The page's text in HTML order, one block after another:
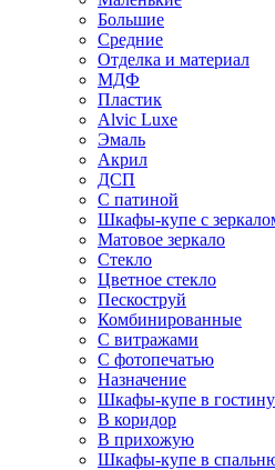
Большие
Средние
Отделка и материал
МДФ
Пластик
Alvic Luxe
Эмаль
Акрил
ДСП
С патиной
Шкафы-купе с
Матовое зеркало
Стекло
Цветное стекло
Пескоструй
Комбинированные
С витражами
С фотопечатью
Назначение
Шкафы-купе в
В коридор
В прихожую
Шкафы-купе в